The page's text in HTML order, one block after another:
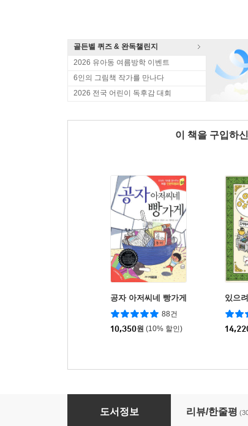
골든벨 퀴즈 & 완독챌린지
2026 유아동 여름방학 이벤트
6인의 그림책 작가를 만나다
2026 전국 어린이 독후감 대회
이 책을 구입하
공자 아저씨네 빵가게
88건
10,350원 (10% 할인)
있으
밤의 교실
도서정보 리뷰/한줄평